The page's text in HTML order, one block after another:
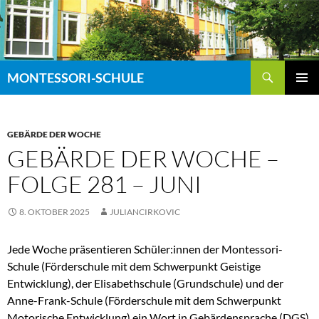
Zum
Inhalt
springen
MONTESSORI-SCHULE
GEBÄRDE DER WOCHE
GEBÄRDE DER WOCHE –
FOLGE 281 – JUNI
8. OKTOBER 2025 JULIANCIRKOVIC
Jede Woche präsentieren Schüler:innen der Montessori-
Schule (Förderschule mit dem Schwerpunkt Geistige
Entwicklung), der Elisabethschule (Grundschule) und der
Anne-Frank-Schule (Förderschule mit dem Schwerpunkt